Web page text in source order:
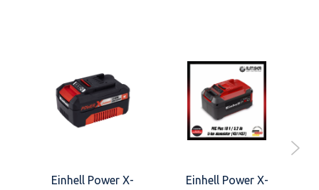
Einhell Power X-
Einhell Power X-